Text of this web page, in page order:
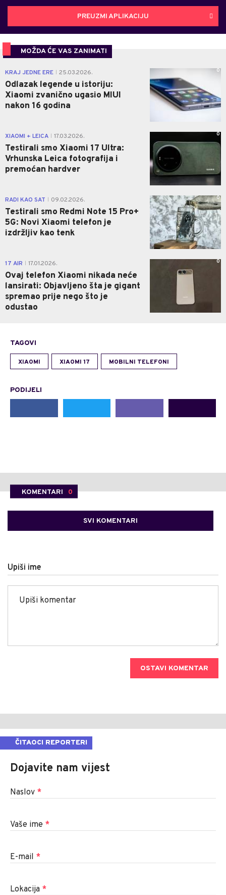
PREUZMI APLIKACIJU
MOŽDA ĆE VAS ZANIMATI
KRAJ JEDNE ERE 25.03.2026.
Odlazak legende u istoriju:
Xiaomi zvanično ugasio MIUI
nakon 16 godina
0
XIAOMI + LEICA 17.03.2026.
Testirali smo Xiaomi 17 Ultra:
Vrhunska Leica fotografija i
premoćan hardver
0
RADI KAO SAT 09.02.2026.
Testirali smo Redmi Note 15 Pro+
5G: Novi Xiaomi telefon je
izdržljiv kao tenk
0
17 AIR 17.01.2026.
Ovaj telefon Xiaomi nikada neće
lansirati: Objavljeno šta je gigant
spremao prije nego što je
odustao
0
TAGOVI
XIAOMI XIAOMI 17 MOBILNI TELEFONI
PODIJELI
KOMENTARI 0
SVI KOMENTARI
Upiši ime
OSTAVI KOMENTAR
ČITAOCI REPORTERI
Dojavite nam vijest
Naslov *
Vaše ime *
E-mail *
Lokacija *